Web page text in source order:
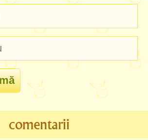
comentarii